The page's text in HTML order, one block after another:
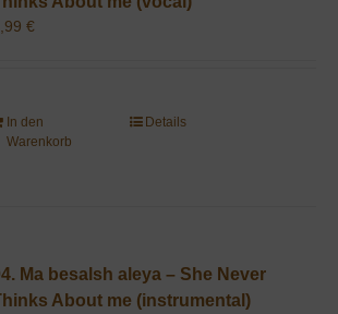
€
In den
Warenkorb
Details
Ma besalsh aleya – She Never
About me (instrumental)